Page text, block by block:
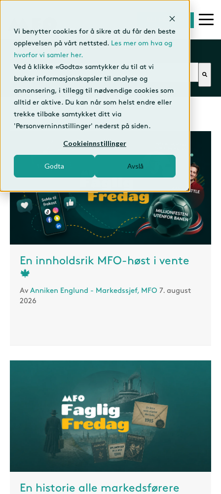
Vi benytter cookies for å sikre at du får den beste
opplevelsen på vårt nettsted. Les mer om hva og
hvorfor vi samler her.
Ved å klikke «Godta» samtykker du til at vi
bruker informasjonskapsler til analyse og
annonsering, i tillegg til nødvendige cookies som
alltid er aktive. Du kan når som helst endre eller
trekke tilbake samtykket ditt via
'Personverninnstillinger' nederst på siden.
Cookieinnstillinger
Godta Avslå
BLI MEDLEM
Aktuelt
Dette er et søkefelt med en tilhørende funksjon
En innholdsrik MFO-høst i vente
🍁
Av Anniken Englund - Markedssjef, MFO 7. august
2026
En historie alle markedsførere